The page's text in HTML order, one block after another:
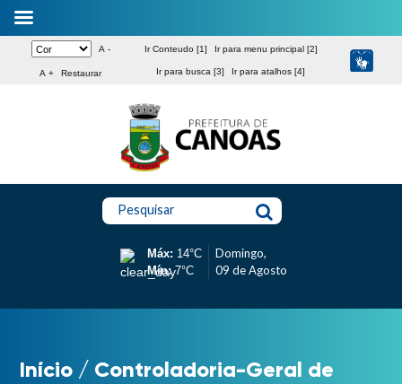
A -
A + Restaurar
Ir Conteudo [1] Ir para menu principal [2]
Ir para busca [3] Ir para atalhos [4]
Pesquisar
Máx: 14°C
Mín:7°C
Domingo,
09 de Agosto
Início / Controladoria-Geral de